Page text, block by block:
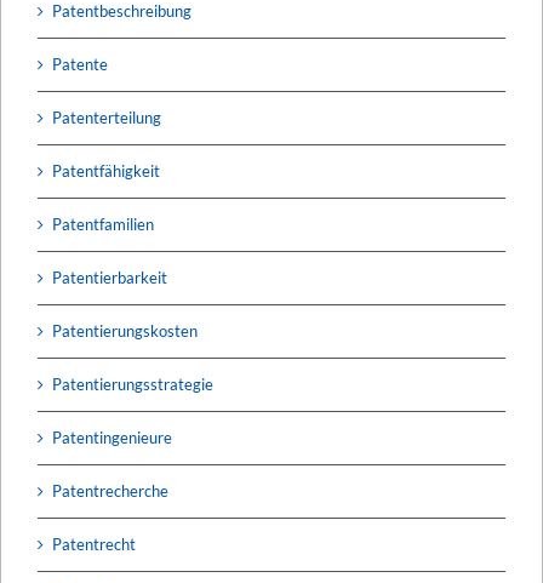
Patentbeschreibung
Patente
Patenterteilung
Patentfähigkeit
Patentfamilien
Patentierbarkeit
Patentierungskosten
Patentierungsstrategie
Patentingenieure
Patentrecherche
Patentrecht